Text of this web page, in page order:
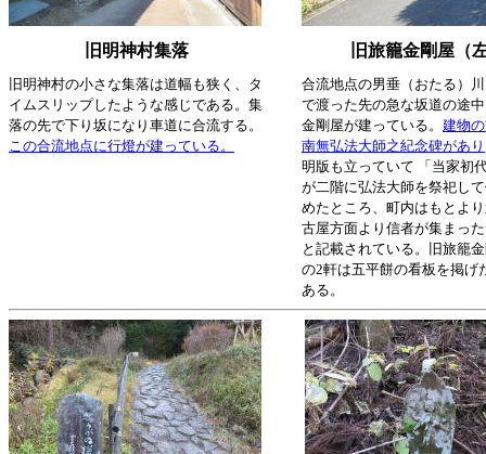
旧明神村集落 旧旅籠金剛屋（
旧明神村の小さな集落は道幅も狭く、タ
イムスリップしたような感じである。集
落の先で下り坂になり車道に合流する。
この合流地点に行燈が建っている。
合流地点の男垂（おたる）
で渡った先の急な坂道の途
金剛屋が建っている。 建物
南無弘法大師之紀念碑があり
明版も立っていて 「当家初
が二階に弘法大師を祭祀し
めたところ、町内はもとよ
古屋方面より信者が集まっ
と記載されている。旧旅籠
の2軒は五平餅の看板を掲げ
ある。